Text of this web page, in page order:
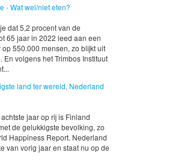
- Wat wel/niet eten?
dat 5,2 procent van de
65 jaar in 2022 leed aan een
550.000 mensen, zo blijkt uit
En volgens het Trimbos Instituut
land ter wereld, Nederland
jaar op rij is Finland
de gelukkigste bevolking, zo
Happiness Report. Nederland
van vorig jaar en staat nu op de